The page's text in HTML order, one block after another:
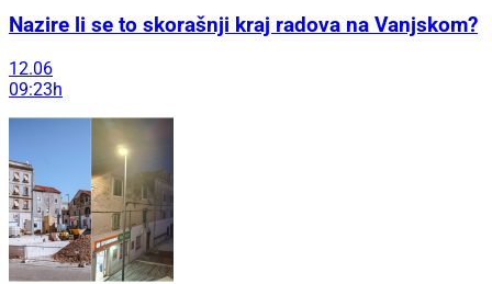
Nazire li se to skorašnji kraj radova na Vanjskom?
12.06
09:23h